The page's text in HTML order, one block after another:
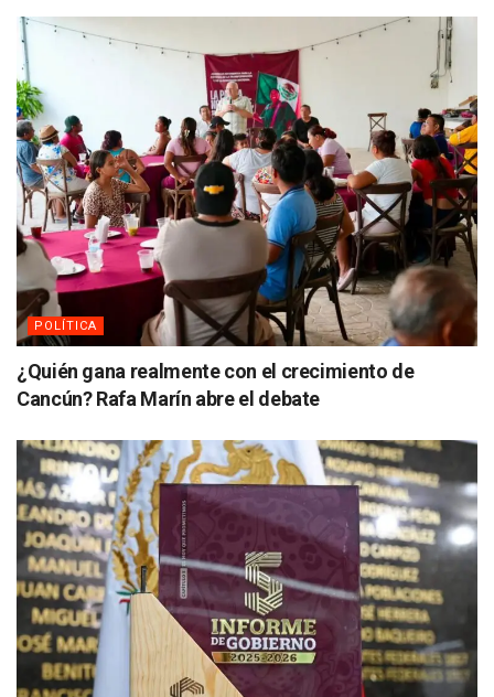
POLÍTICA
¿Quién gana realmente con el crecimiento de
Cancún? Rafa Marín abre el debate